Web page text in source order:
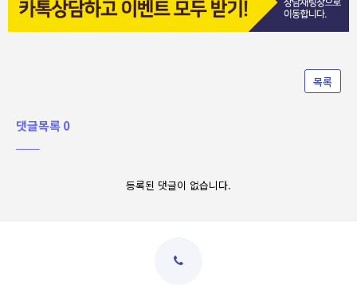
목록
댓글목록 0
등록된 댓글이 없습니다.